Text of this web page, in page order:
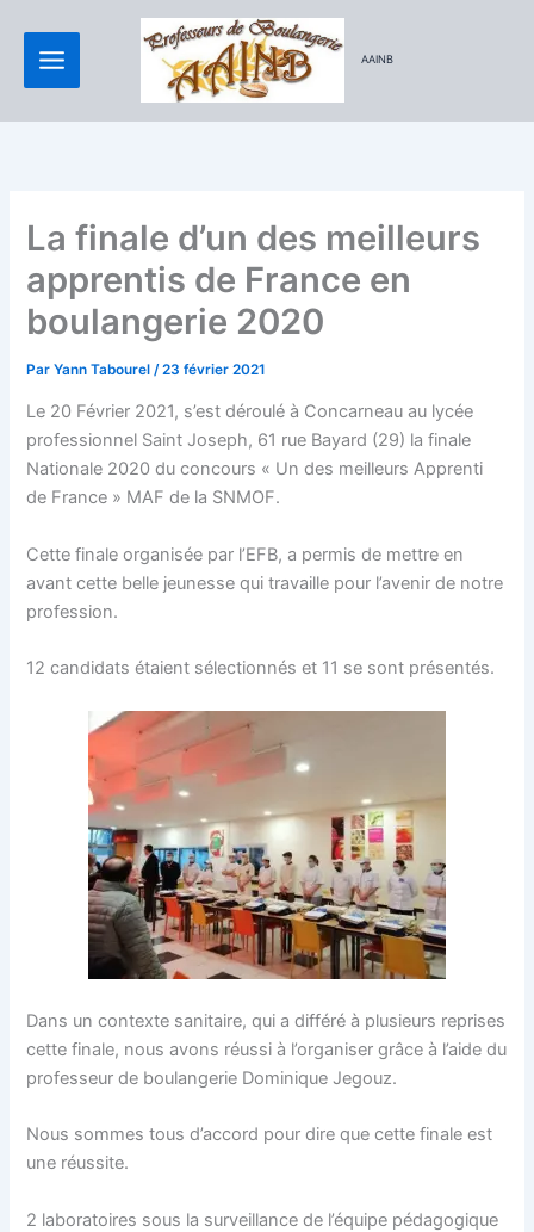
contenu
AAINB
La finale d’un des meilleurs
apprentis de France en
boulangerie 2020
ParYann Tabourel/23 février 2021
Le 20 Février 2021, s’est déroulé à Concarneau au lycée
professionnel Saint Joseph, 61 rue Bayard (29) la finale
Nationale 2020 du concours « Un des meilleurs Apprenti
de France » MAF de la SNMOF.
Cette finale organisée par l’EFB, a permis de mettre en
avant cette belle jeunesse qui travaille pour l’avenir de notre
profession.
12 candidats étaient sélectionnés et 11 se sont présentés.
Dans un contexte sanitaire, qui a différé à plusieurs reprises
cette finale, nous avons réussi à l’organiser grâce à l’aide du
professeur de boulangerie Dominique Jegouz.
Nous sommes tous d’accord pour dire que cette finale est
une réussite.
2 laboratoires sous la surveillance de l’équipe pédagogique